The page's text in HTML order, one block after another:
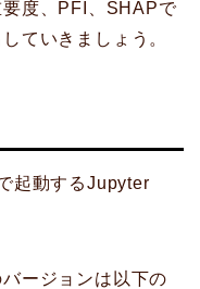
度、PFI、SHAPで
ていきましょう。
起動するJupyter
ージョンは以下の